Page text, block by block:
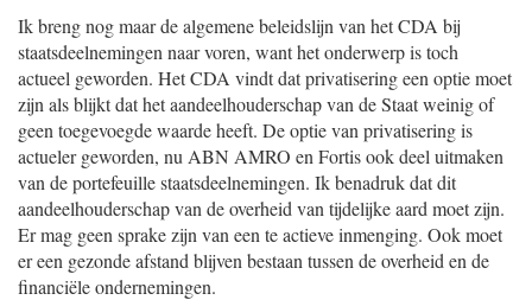
Ik breng nog maar de algemene beleidslijn van het CDA bij
staatsdeelnemingen naar voren, want het onderwerp is toch
actueel geworden. Het CDA vindt dat privatisering een optie moet
zijn als blijkt dat het aandeelhouderschap van de Staat weinig of
geen toegevoegde waarde heeft. De optie van privatisering is
actueler geworden, nu ABN AMRO en Fortis ook deel uitmaken
van de portefeuille staatsdeelnemingen. Ik benadruk dat dit
aandeelhouderschap van de overheid van tijdelijke aard moet zijn.
Er mag geen sprake zijn van een te actieve inmenging. Ook moet
er een gezonde afstand blijven bestaan tussen de overheid en de
financiële ondernemingen.